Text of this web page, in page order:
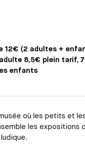
12€ (2 adultes +
8,5€ plein tarif,
enfants
où les petits et
les expositions